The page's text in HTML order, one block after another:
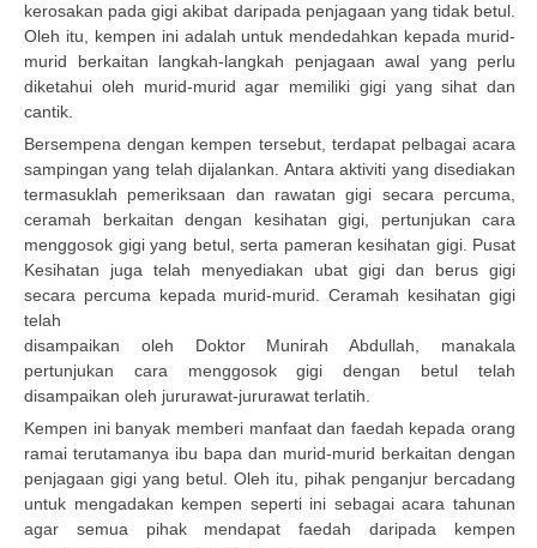
kerosakan pada gigi akibat daripada penjagaan yang tidak betul.
Oleh itu, kempen ini adalah untuk mendedahkan kepada murid-
murid berkaitan langkah-langkah penjagaan awal yang perlu
diketahui oleh murid-murid agar memiliki gigi yang sihat dan
cantik.
Bersempena dengan kempen tersebut, terdapat pelbagai acara
sampingan yang telah dijalankan. Antara aktiviti yang disediakan
termasuklah pemeriksaan dan rawatan gigi secara percuma,
ceramah berkaitan dengan kesihatan gigi, pertunjukan cara
menggosok gigi yang betul, serta pameran kesihatan gigi. Pusat
Kesihatan juga telah menyediakan ubat gigi dan berus gigi
secara percuma kepada murid-murid. Ceramah kesihatan gigi
telah
disampaikan oleh Doktor Munirah Abdullah, manakala
pertunjukan cara menggosok gigi dengan betul telah
disampaikan oleh jururawat-jururawat terlatih.
Kempen ini banyak memberi manfaat dan faedah kepada orang
ramai terutamanya ibu bapa dan murid-murid berkaitan dengan
penjagaan gigi yang betul. Oleh itu, pihak penganjur bercadang
untuk mengadakan kempen seperti ini sebagai acara tahunan
agar semua pihak mendapat faedah daripada kempen